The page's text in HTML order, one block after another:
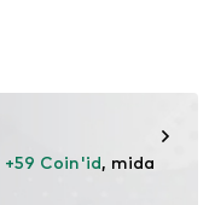
+59 Coin'id, mida